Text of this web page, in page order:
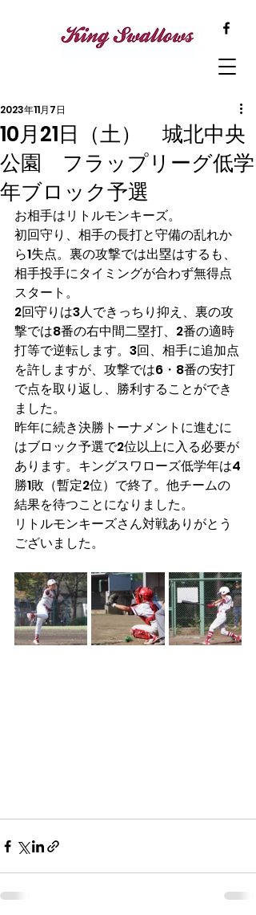
10月21日（土） 城北中央
公園 フラップリーグ低学
年ブロック予選
2023年11月7日
お相手はリトルモンキーズ。
初回守り、相手の長打と守備の乱れか
ら1失点。裏の攻撃では出塁はするも、
相手投手にタイミングが合わず無得点
スタート。
2回守りは3人できっちり抑え、裏の攻
撃では8番の右中間二塁打、2番の適時
打等で逆転します。3回、相手に追加点
を許しますが、攻撃では6・8番の安打
で点を取り返し、勝利することができ
ました。
昨年に続き決勝トーナメントに進むに
はブロック予選で2位以上に入る必要が
あります。キングスワローズ低学年は4
勝1敗（暫定2位）で終了。他チームの
結果を待つことになりました。
リトルモンキーズさん対戦ありがとう
ございました。